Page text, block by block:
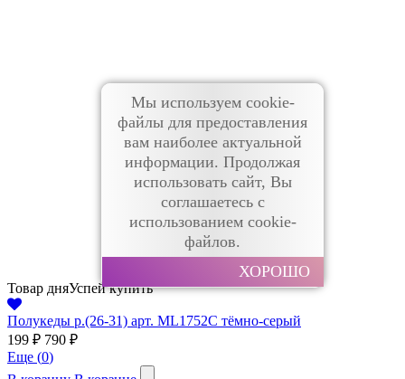
Товар дняУспей купить
Полукеды р.(26-31) арт. ML1752C тёмно-серый
199 ₽ 790 ₽
Еще (0)
Мы используем cookie-
файлы для предоставления
вам наиболее актуальной
информации. Продолжая
использовать сайт, Вы
соглашаетесь с
использованием cookie-
файлов.
ХОРОШО